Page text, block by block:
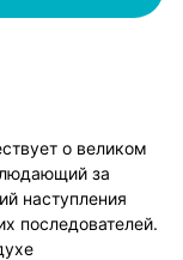
о великом
за
наступления
последователей.